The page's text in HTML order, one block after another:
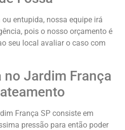
entupida, nossa equipe irá
pois o nosso orçamento é
seu local avaliar o caso com
no Jardim França
França SP consiste em
pressão para então poder